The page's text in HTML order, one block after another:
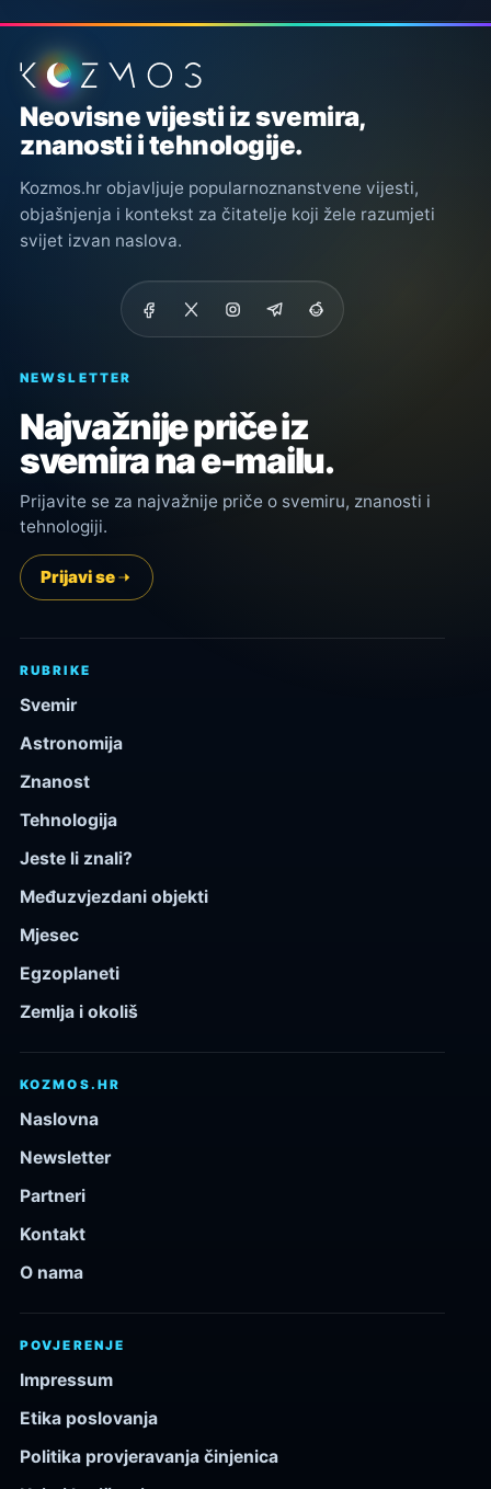
Podnožje stranice
Neovisne vijesti iz svemira,
znanosti i tehnologije.
Kozmos.hr objavljuje popularnoznanstvene vijesti,
objašnjenja i kontekst za čitatelje koji žele razumjeti
svijet izvan naslova.
NEWSLETTER
Najvažnije priče iz
svemira na e-mailu.
Prijavite se za najvažnije priče o svemiru, znanosti i
tehnologiji.
Prijavi se
RUBRIKE
Svemir
Astronomija
Znanost
Tehnologija
Jeste li znali?
Međuzvjezdani objekti
Mjesec
Egzoplaneti
Zemlja i okoliš
KOZMOS.HR
Naslovna
Newsletter
Partneri
Kontakt
O nama
POVJERENJE
Impressum
Etika poslovanja
Politika provjeravanja činjenica